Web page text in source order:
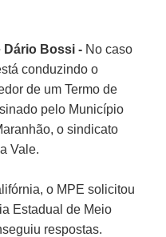
Dário Bossi - No caso
conduzindo o
de um Termo de
pelo Município
o sindicato
Vale.
o MPE solicitou
Estadual de Meio
respostas.